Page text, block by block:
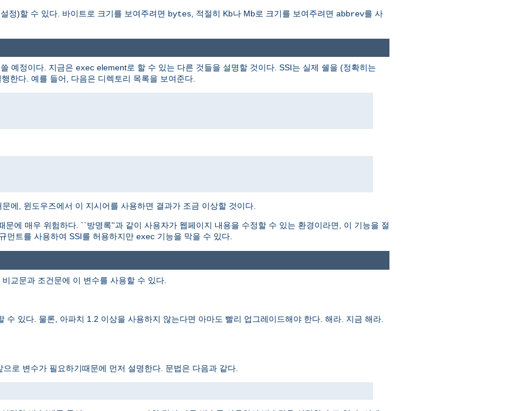
정)할 수 있다. 바이트로 크기를 보여주려면 bytes , 적절히 Kb나 Mb로 크기를 보여주려면 abbrev를 사
예정이다. 지금은 exec element로 할 수 있는 다른 것들을 설명할 것이다. SSI는 실제 쉘을 (정확히는
한다. 예를 들어, 다음은 디렉토리 목록을 보여준다.
에, 윈도우즈에서 이 지시어를 사용하면 결과가 조금 이상할 것이다.
문에 매우 위험하다. ``방명록''과 같이 사용자가 웹페이지 내용을 수정할 수 있는 환경이라면, 이 기능을 절
먼트를 사용하여 SSI를 허용하지만 exec 기능을 막을 수 있다.
교문과 조건문에 이 변수를 사용할 수 있다.
있다. 물론, 아파치 1.2 이상을 사용하지 않는다면 아마도 빨리 업그레이드해야 한다. 해라. 지금 해라.
로 변수가 필요하기때문에 먼저 설명한다. 문법은 다음과 같다.